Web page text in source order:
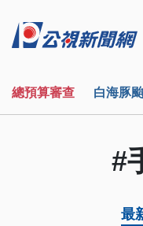
總預算審查 白海豚
#
最